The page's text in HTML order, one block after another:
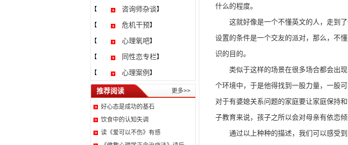
【 咨询师杂谈】
【 危机干预】
【 心理氧吧】
【 同性恋专栏】
【 心理案例 】
更多>>
推荐阅读
好心态是成功的基石
饮食中的认知失调
读《爱可以不伤》有感
什么的程度。
这就好像是一个不懂英文的人，走到了
设置的条件是一个交友的派对，那么，不
识的目的。
类似于这样的场景在很多场合都会出现
个环境中，于是他得找到一股力量，一股
对于有婆媳关系问题的家庭要让家庭保持
子教育来说，孩子之所以会对母亲有依恋
通过以上种种的描述，我们可以感受到